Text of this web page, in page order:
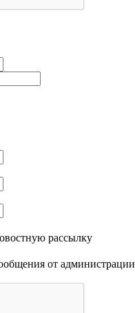
рассылку
от администрации